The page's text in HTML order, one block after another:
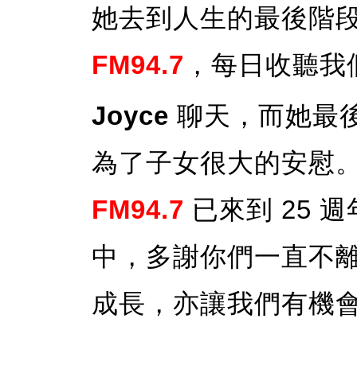
她去到人生的最後階
FM94.7 ，每日收聽
Joyce 聊天，而她最
為了子女很大的安慰
FM94.7 已來到 25 週
中，多謝你們一直不
成長，亦讓我們有機